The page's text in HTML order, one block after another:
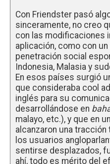
Con Friendster pasó
sinceramente, no creo
con las modificaciones
aplicación, como con
penetración social
Indonesia, Malasia y
En esos países surgió
que consideraba cool
inglés para su
desarrollándose en
malayo, etc.), y que en
alcanzaron una
los usuarios
sentirse desplazados,
ahí, todo es mérito del